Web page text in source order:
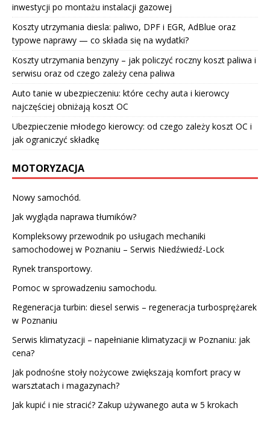
inwestycji po montażu instalacji gazowej
Koszty utrzymania diesla: paliwo, DPF i EGR, AdBlue oraz
typowe naprawy — co składa się na wydatki?
Koszty utrzymania benzyny – jak policzyć roczny koszt paliwa i
serwisu oraz od czego zależy cena paliwa
Auto tanie w ubezpieczeniu: które cechy auta i kierowcy
najczęściej obniżają koszt OC
Ubezpieczenie młodego kierowcy: od czego zależy koszt OC i
jak ograniczyć składkę
MOTORYZACJA
Nowy samochód.
Jak wygląda naprawa tłumików?
Kompleksowy przewodnik po usługach mechaniki
samochodowej w Poznaniu – Serwis Niedźwiedź-Lock
Rynek transportowy.
Pomoc w sprowadzeniu samochodu.
Regeneracja turbin: diesel serwis – regeneracja turbosprężarek
w Poznaniu
Serwis klimatyzacji – napełnianie klimatyzacji w Poznaniu: jak
cena?
Jak podnośne stoły nożycowe zwiększają komfort pracy w
warsztatach i magazynach?
Jak kupić i nie stracić? Zakup używanego auta w 5 krokach